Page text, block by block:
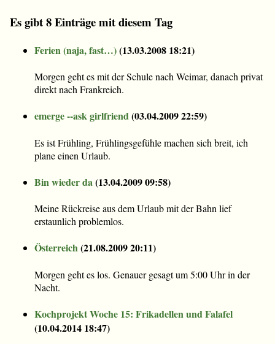
Es gibt 8 Einträge mit diesem Tag
Ferien (naja, fast…)(13.03.2008 18:21)
Morgen geht es mit der Schule nach Weimar, danach privat
direkt nach Frankreich.
emerge --ask girlfriend(03.04.2009 22:59)
Es ist Frühling, Frühlingsgefühle machen sich breit, ich
plane einen Urlaub.
Bin wieder da(13.04.2009 09:58)
Meine Rückreise aus dem Urlaub mit der Bahn lief
erstaunlich problemlos.
Österreich(21.08.2009 20:11)
Morgen geht es los. Genauer gesagt um 5:00 Uhr in der
Nacht.
Kochprojekt Woche 15: Frikadellen und Falafel
(10.04.2014 18:47)